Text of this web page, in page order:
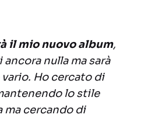
il mio nuovo album,
nulla ma sarà
Ho cercato di
lo stile
ma cercando di